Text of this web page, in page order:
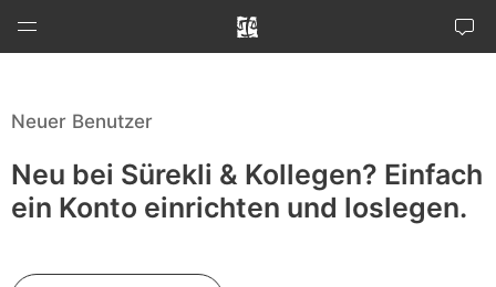
Neuer Benutzer
Neu bei Sürekli & Kollegen? Einfach
ein Konto einrichten und loslegen.